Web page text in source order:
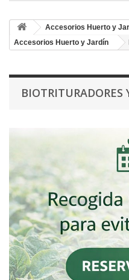
Accesorios Huerto y
Accesorios Huerto y Jardín
BIOTRITURADORES